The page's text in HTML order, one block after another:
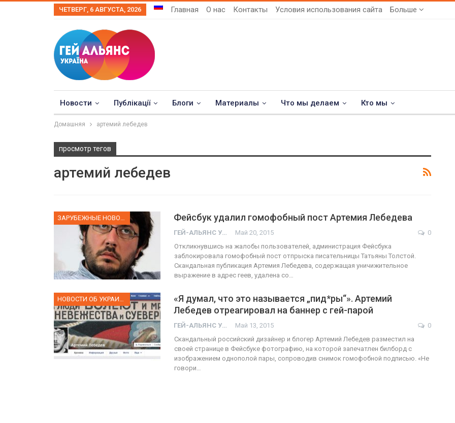
ЧЕТВЕРГ, 6 АВГУСТА, 2026 Главная О нас Контакты Условия использования сайта Больше
Новости Публікації Блоги Материалы Что мы делаем Кто мы
Домашняя артемий лебедев
просмотр тегов
артемий лебедев
Фейсбук удалил гомофобный пост Артемия Лебедева
ГЕЙ-АЛЬЯНС УКРАИНА Май 20, 2015
0
Откликнувшись на жалобы пользователей, администрация Фейсбука
заблокировала гомофобный пост отпрыска писательницы Татьяны Толстой.
Скандальная публикация Артемия Лебедева, содержащая уничижительное
выражение в адрес геев, удалена со…
«Я думал, что это называется „пид*ры“». Артемий
Лебедев отреагировал на баннер с гей-парой
ГЕЙ-АЛЬЯНС УКРАИНА Май 13, 2015
0
Скандальный российский дизайнер и блогер Артемий Лебедев разместил на
своей странице в Фейсбуке фотографию, на которой запечатлен билборд с
изображением однополой пары, сопроводив снимок гомофобной подписью. «Не
говори…
ФОТО
Прайд в Тель-Авиве собрал 200
тысяч участников
Июн 10, 2017 0
ФОТО
ГЕЙ-АЛЬЯНС УКРАИНА Июл 27, 2017